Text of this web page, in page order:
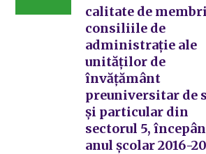
calitate de
consiliile de
administrație ale
unităților de
învățământ
preuniversitar de
și particular din
sectorul 5,
anul școlar 2016-